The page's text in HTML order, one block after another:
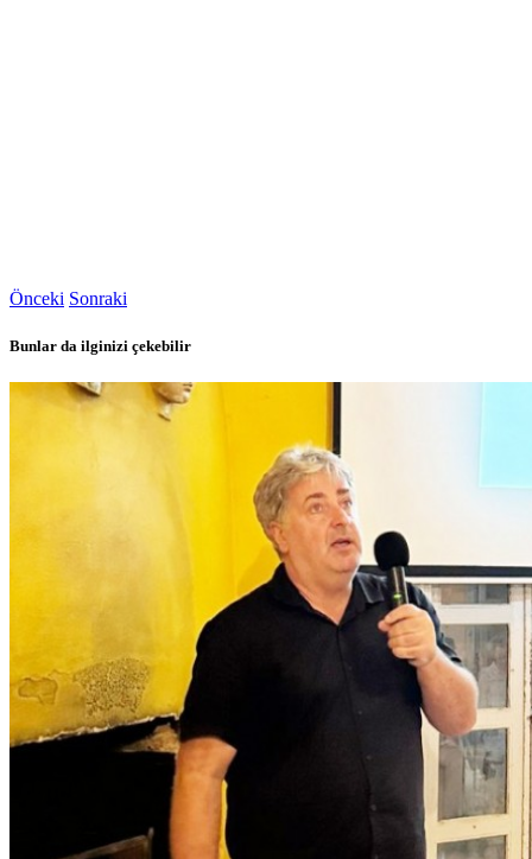
Önceki Sonraki
Bunlar da ilginizi çekebilir